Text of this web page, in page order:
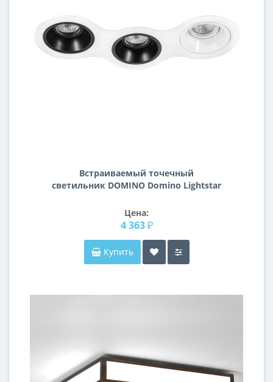
Встраиваемый точечный
светильник DOMINO Domino Lightstar
Цена:
4 363 ₽
Купить